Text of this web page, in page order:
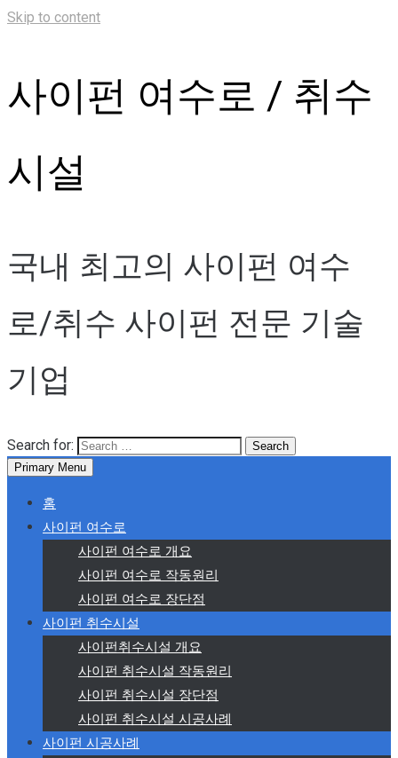
Skip to content
사이펀 여수로 / 취수
시설
국내 최고의 사이펀 여수
로/취수 사이펀 전문 기술
기업
Search for:
Primary Menu
홈
사이펀 여수로
사이펀 여수로 개요
사이펀 여수로 작동원리
사이펀 여수로 장단점
사이펀 취수시설
사이펀취수시설 개요
사이펀 취수시설 작동원리
사이펀 취수시설 장단점
사이펀 취수시설 시공사례
사이펀 시공사례